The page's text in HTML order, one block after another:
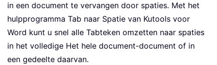
in een document te vervangen door spaties. Met het
hulpprogramma Tab naar Spatie van Kutools voor
Word kunt u snel alle Tabteken omzetten naar spaties
in het volledige Het hele document-document of in
een gedeelte daarvan.